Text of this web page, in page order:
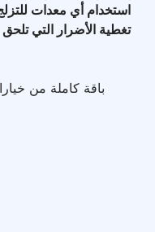
استخدام أي معدات
تغطية الأضرار التي تلحق
باقة كاملة من